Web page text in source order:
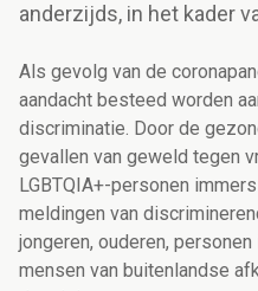
anderzijds, in het kader
Als gevolg van de
aandacht besteed worden
discriminatie. Door de
gevallen van geweld tegen
LGBTQIA+-personen
meldingen van
jongeren, ouderen,
mensen van buitenlandse